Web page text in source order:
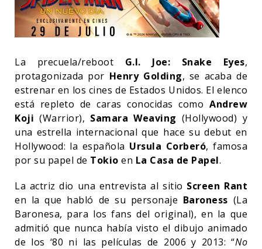
La precuela/reboot G.I. Joe: Snake Eyes,
protagonizada por Henry Golding, se acaba de
estrenar en los cines de Estados Unidos. El elenco
está repleto de caras conocidas como Andrew
Koji(Warrior), Samara Weaving (Hollywood) y
una estrella internacional que hace su debut en
Hollywood: la española Ursula Corberó, famosa
por su papel de Tokio en La Casa de Papel.
La actriz dio una entrevista al sitio Screen Rant
en la que habló de su personaje Baroness (La
Baronesa, para los fans del original), en la que
admitió que nunca había visto el dibujo animado
de los ‘80 ni las películas de 2006 y 2013: “No